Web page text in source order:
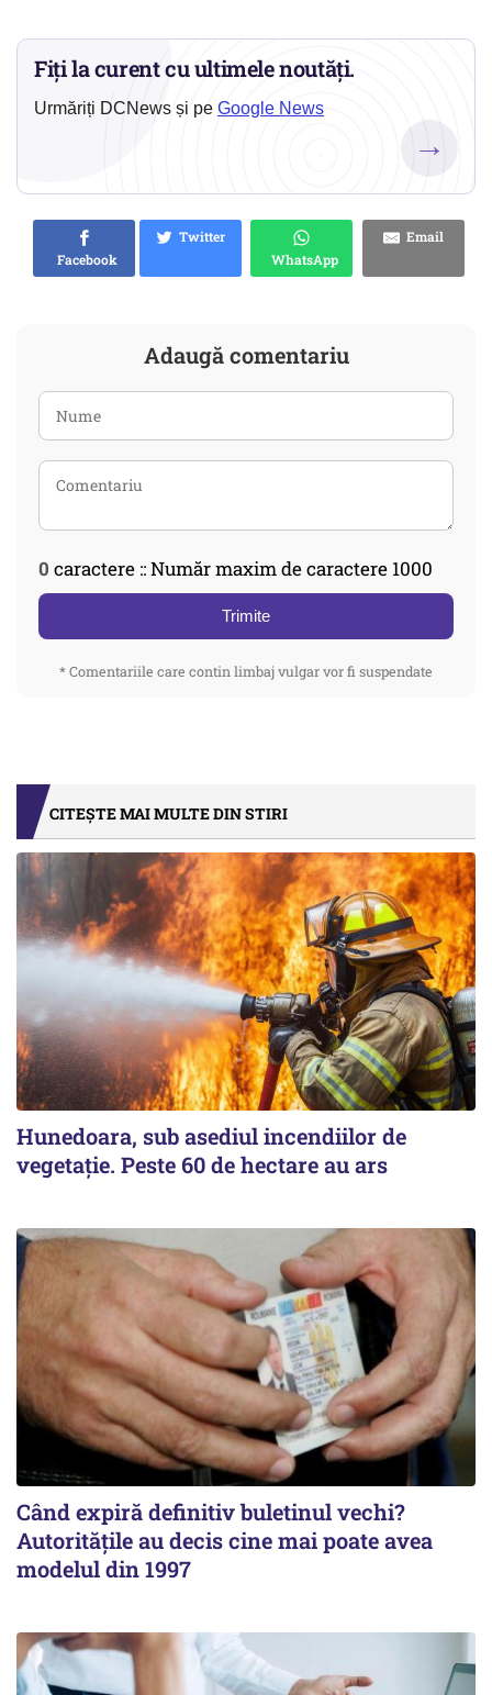
Fiți la curent cu ultimele noutăți.
Urmăriți DCNews și pe Google News
→
Facebook
Twitter
WhatsApp
Email
Adaugă comentariu
0 caractere :: Număr maxim de caractere 1000
Trimite
* Comentariile care contin limbaj vulgar vor fi suspendate
CITEȘTE MAI MULTE DIN STIRI
Hunedoara, sub asediul incendiilor de
vegetație. Peste 60 de hectare au ars
Când expiră definitiv buletinul vechi?
Autoritățile au decis cine mai poate avea
modelul din 1997